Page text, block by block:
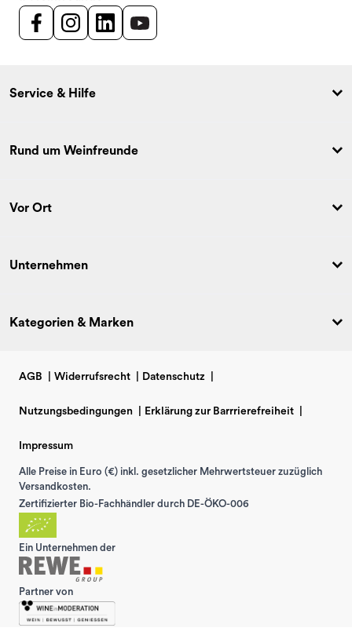
Service & Hilfe
Rund um Weinfreunde
Vor Ort
Unternehmen
Kategorien & Marken
AGB Widerrufsrecht Datenschutz
Nutzungsbedingungen Erklärung zur Barrrierefreiheit
Impressum
Alle Preise in Euro (€) inkl. gesetzlicher Mehrwertsteuer zuzüglich
Versandkosten.
Zertifizierter Bio-Fachhändler durch DE-ÖKO-006
Ein Unternehmen der
Partner von